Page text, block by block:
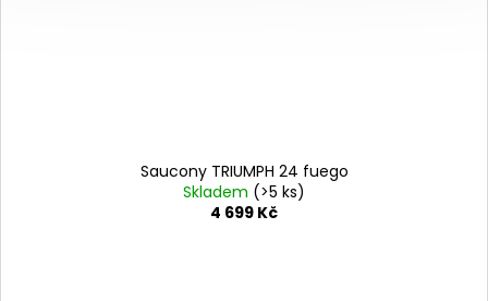
Saucony TRIUMPH 24 fuego
Skladem (>5 ks)
4 699 Kč